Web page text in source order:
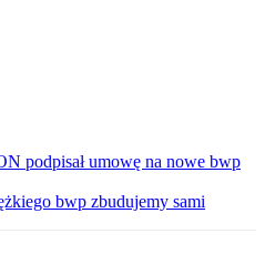
podpisał umowę na nowe bwp
bwp zbudujemy sami